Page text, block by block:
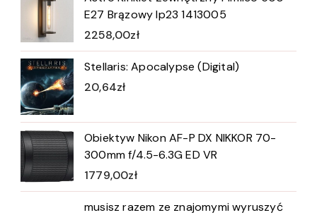
E27 Brązowy Ip23 1413005
2258,00zł
Stellaris: Apocalypse (Digital)
20,64zł
Obiektyw Nikon AF-P DX NIKKOR 70-
300mm f/4.5-6.3G ED VR
1779,00zł
musisz razem ze znajomymi wyruszyć